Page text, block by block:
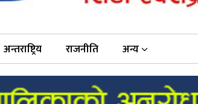
अन्तराष्ट्रिय राजनीति अन्य